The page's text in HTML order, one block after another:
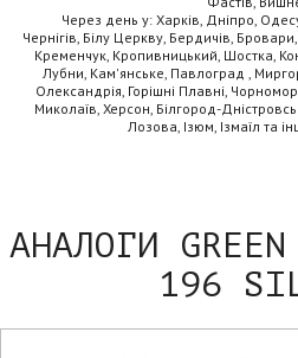
Через день у: Харків, Дніпро,
Чернігів, Білу Церкву, Бердичів,
Кременчук, Кропивницький, Шостка,
Лубни, Кам'янське, Павлоград ,
Олександрія, Горішні Плавні,
Миколаїв, Херсон, Білгород-
Лозова, Ізюм, Ізмаїл та
АНАЛОГИ GREEN
196